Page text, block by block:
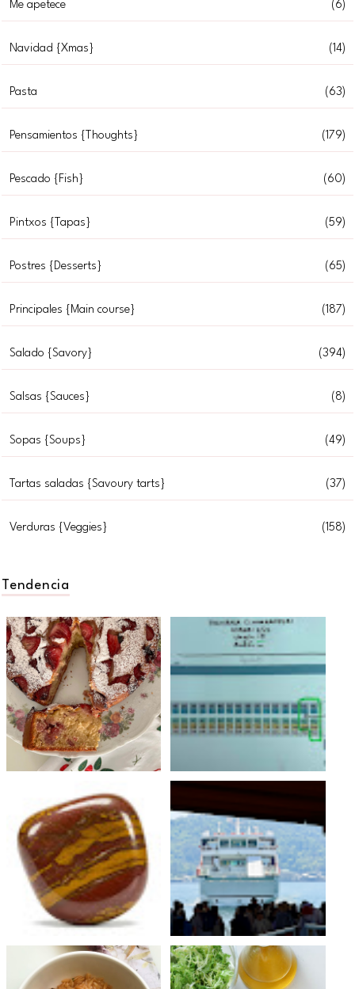
Me apetece (6)
Navidad {Xmas} (14)
Pasta (63)
Pensamientos {Thoughts} (179)
Pescado {Fish} (60)
Pintxos {Tapas} (59)
Postres {Desserts} (65)
Principales {Main course} (187)
Salado {Savory} (394)
Salsas {Sauces} (8)
Sopas {Soups} (49)
Tartas saladas {Savoury tarts} (37)
Verduras {Veggies} (158)
Tendencia